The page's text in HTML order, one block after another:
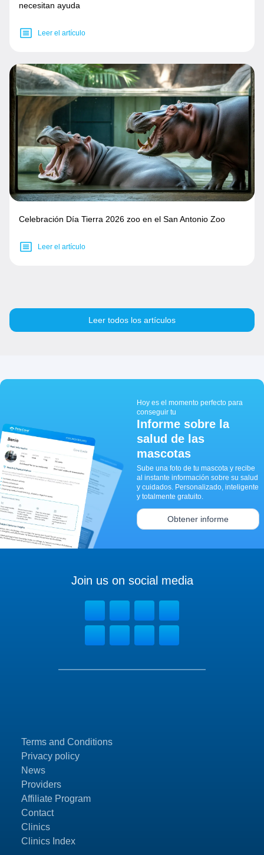
necesitan ayuda
Leer el artículo
Celebración Día Tierra 2026 zoo en el San Antonio Zoo
Leer el artículo
Leer todos los artículos
Hoy es el momento perfecto para
conseguir tu
Informe sobre la
salud de las
mascotas
Sube una foto de tu mascota y recibe
al instante información sobre su salud
y cuidados. Personalizado, inteligente
y totalmente gratuito.
Obtener informe
Terms and Conditions
Privacy policy
News
Providers
Affiliate Program
Contact
Clinics
Clinics Index
Join us on social media